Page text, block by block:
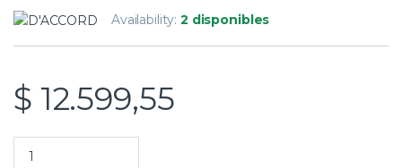
Availability:2 disponibles
$ 12.599,55